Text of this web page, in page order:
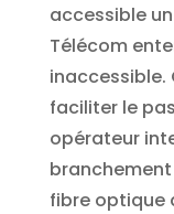
accessible
Télécom
faciliter le
opérateur
fibre optique